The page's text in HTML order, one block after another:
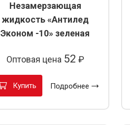
Незамерзающая
жидкость «Антилед
Эконом -10» зеленая
Оптовая цена 52 ₽
Купить Подробнее